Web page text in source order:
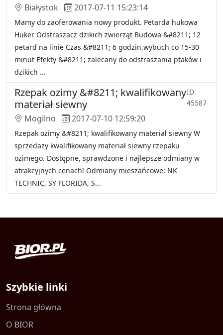
Białystok 2017-07-11 15:23:14
Mamy do zaoferowania nowy produkt. Petarda hukowa
Huker Odstraszacz dzikich zwierząt Budowa &#8211; 12
petard na linie Czas &#8211; 6 godzin,wybuch co 15-30
minut Efekty &#8211; zalecany do odstraszania ptaków i
dzikich ...
Rzepak ozimy &#8211; kwalifikowany
materiał siewny
ID:
45587
Mogilno 2017-07-10 12:59:20
Rzepak ozimy &#8211; kwalifikowany materiał siewny W
sprzedaży kwalifikowany materiał siewny rzepaku
ozimego. Dostępne, sprawdzone i najlepsze odmiany w
atrakcyjnych cenach! Odmiany mieszańcowe: NK
TECHNIC, SY FLORIDA, S...
Szybkie linki
Strona główna
O BIOR